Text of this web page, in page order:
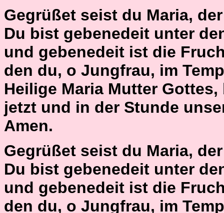
Gegrüßet seist du Maria,
Du bist gebenedeit unter
und gebenedeit ist die
den du, o Jungfrau, im
Heilige Maria Mutter
jetzt und in der Stunde
Amen.
Gegrüßet seist du Maria,
Du bist gebenedeit unter
und gebenedeit ist die
den du, o Jungfrau, im